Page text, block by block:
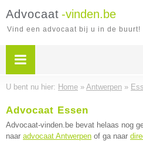
Advocaat -vinden.be
Vind een advocaat bij u in de buurt!
U bent nu hier: Home » Antwerpen »
Advocaat Essen
Advocaat-vinden.be bevat helaas nog
naar advocaat Antwerpen of ga naar